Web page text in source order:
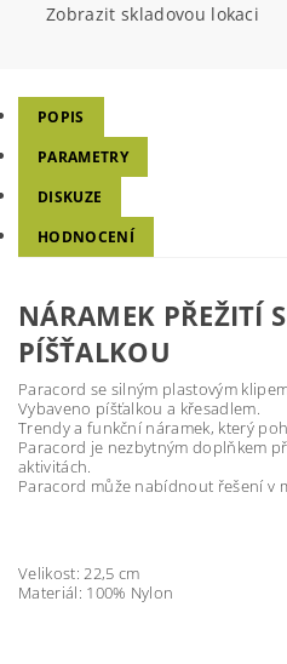
Zobrazit skladovou lokaci
POPIS
PARAMETRY
DISKUZE
HODNOCENÍ
NÁRAMEK PŘEŽITÍ
PÍŠŤALKOU
Paracord se silným plastovým
Vybaveno píšťalkou a křesadlem.
Trendy a funkční náramek, který
Paracord je nezbytným doplňkem
aktivitách.
Paracord může nabídnout řešení v
Velikost: 22,5 cm
Materiál: 100% Nylon